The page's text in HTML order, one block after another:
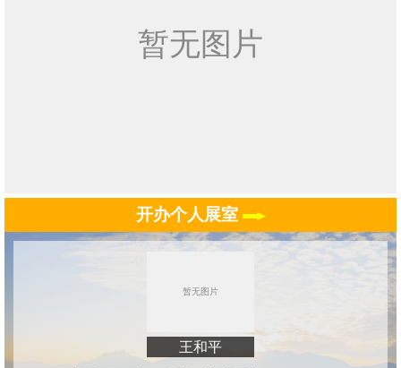
开办个人展室
王和平